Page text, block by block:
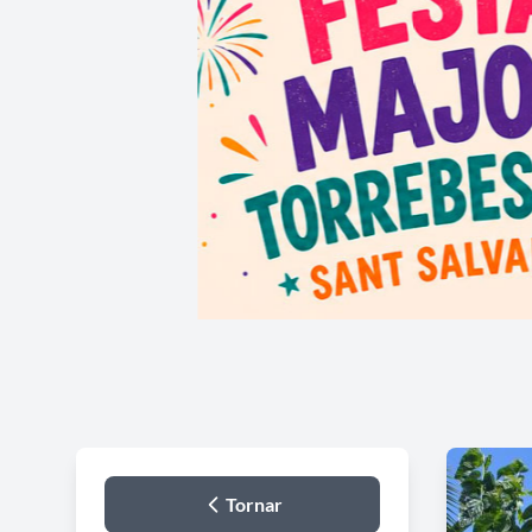
Tornar